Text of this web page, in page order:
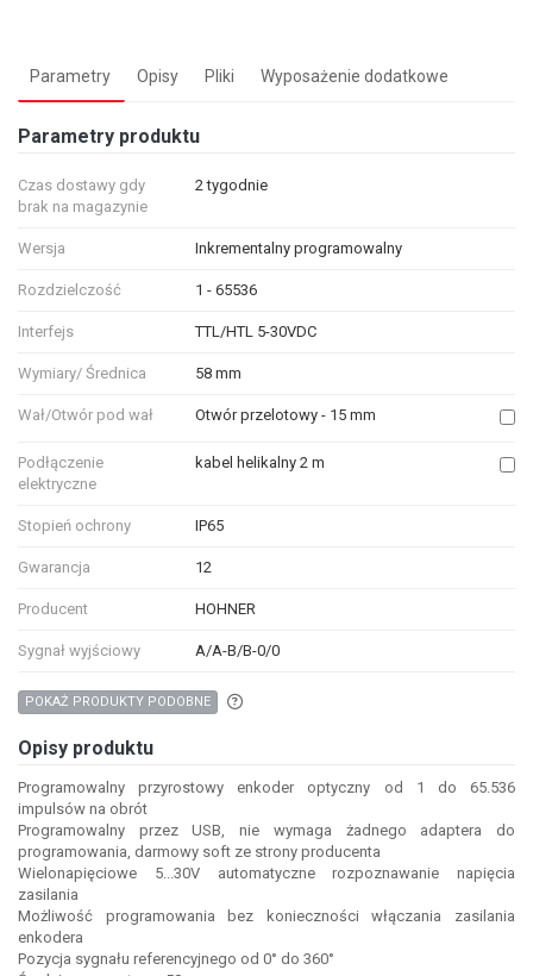
Parametry Opisy Pliki Wyposażenie dodatkowe
Parametry produktu
Czas dostawy gdy
brak na magazynie
2 tygodnie
Wersja Inkrementalny programowalny
Rozdzielczość 1 - 65536
Interfejs TTL/HTL 5-30VDC
Wymiary/ Średnica 58 mm
Wał/Otwór pod wał Otwór przelotowy - 15 mm
Podłączenie
elektryczne
kabel helikalny 2 m
Stopień ochrony IP65
Gwarancja 12
Producent HOHNER
Sygnał wyjściowy A/A-B/B-0/0
POKAŻ PRODUKTY PODOBNE
Opisy produktu
Programowalny przyrostowy enkoder optyczny od 1 do 65.536
impulsów na obrót
Programowalny przez USB, nie wymaga żadnego adaptera do
programowania, darmowy soft ze strony producenta
Wielonapięciowe 5...30V automatyczne rozpoznawanie napięcia
zasilania
Możliwość programowania bez konieczności włączania zasilania
enkodera
Pozycja sygnału referencyjnego od 0° do 360°